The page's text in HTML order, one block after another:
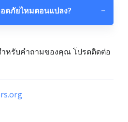
ดภัยไหมตอนแปลง? −
หรับคำถามของคุณ โปรดติดต่อ